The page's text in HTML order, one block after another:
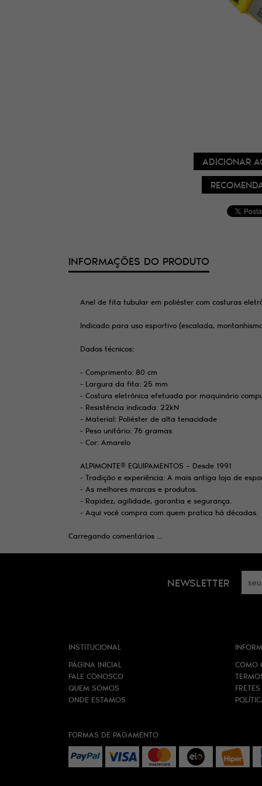
ADICIONAR
INFORMAÇÕES DO PRODUTO
Anel de fita tubular em poliéster com costuras
Indicado para uso esportivo (escalada,
Dados técnicos:
- Comprimento: 80 cm
- Largura da fita: 25 mm
- Costura eletrônica efetuada por maquinário
- Resistência indicada: 22kN
- Material: Poliéster de alta tenacidade
- Peso unitário: 76 gramas
- Cor: Amarelo
ALPIMONTE® EQUIPAMENTOS – Desde 1991
- Tradição e experiência: A mais antiga loja de
- As melhores marcas e produtos.
- Rapidez, agilidade, garantia e segurança.
- Aqui você compra com quem pratica há décadas.
Carregando comentários ...
NEWSLETTER
INSTITUCIONAL
PÁGINA INICIAL
FALE CONOSCO
QUEM SOMOS
ONDE ESTAMOS
COMO
FORMAS DE PAGAMENTO